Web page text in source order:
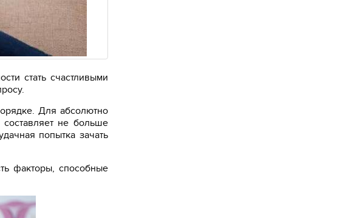
стать счастливыми
Для абсолютно
не больше
попытка зачать
факторы, способные